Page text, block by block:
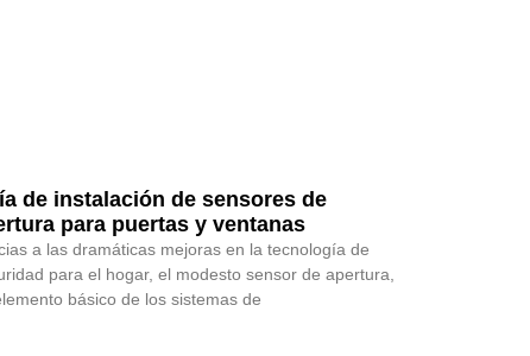
de instalación de sensores de
para puertas y ventanas
a las dramáticas mejoras en la tecnología de
para el hogar, el modesto sensor de apertura,
básico de los sistemas de